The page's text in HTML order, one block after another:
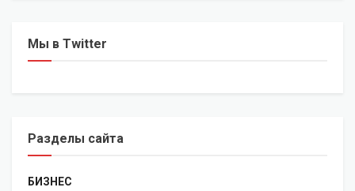
Мы в Twitter
Разделы сайта
БИЗНЕС